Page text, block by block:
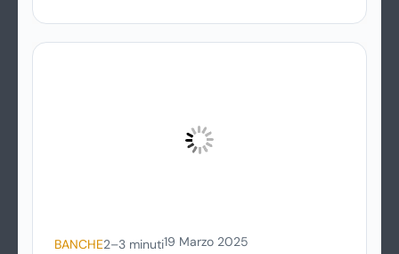
nel 2013. La banca online rientra nel sistema
finanziario tedesco e, nonostante non abbia
BANCHE2–3 minuti19 Marzo 2025